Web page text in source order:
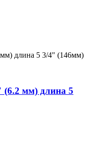
(6.2 мм) длина 5